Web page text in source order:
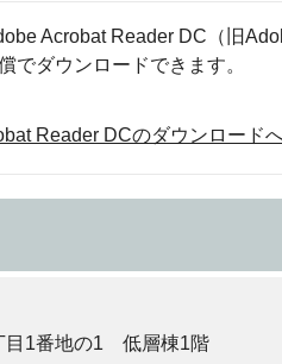
Acrobat Reader DC（旧
でダウンロードできます。
Reader DCのダウンロード
目1番地の1 低層棟1階